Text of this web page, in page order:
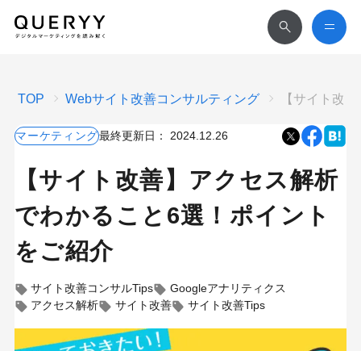
TOP Webサイト改善コンサルティング 【サイト改
マーケティング最終更新日： 2024.12.26
【サイト改善】アクセス解析
でわかること6選！ポイント
をご紹介
サイト改善コンサルTips
Googleアナリティクス
アクセス解析
サイト改善 サイト改善Tips